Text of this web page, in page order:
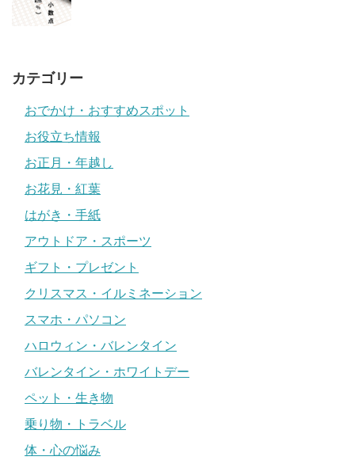
カテゴリー
おでかけ・おすすめスポット
お役立ち情報
お正月・年越し
お花見・紅葉
はがき・手紙
アウトドア・スポーツ
ギフト・プレゼント
クリスマス・イルミネーション
スマホ・パソコン
ハロウィン・バレンタイン
バレンタイン・ホワイトデー
ペット・生き物
乗り物・トラベル
体・心の悩み